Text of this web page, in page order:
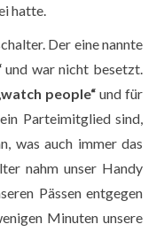
hatte.
Der eine nannte
und war nicht besetzt.
„watch people“ und für
Parteimitglied sind,
was auch immer das
nahm unser Handy
Pässen entgegen
Minuten unsere